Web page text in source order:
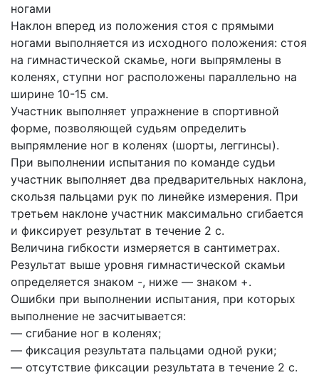
ногами
Наклон вперед из положения стоя с прямыми
ногами выполняется из исходного положения: стоя
на гимнастической скамье, ноги выпрямлены в
коленях, ступни ног расположены параллельно на
ширине 10-15 см.
Участник выполняет упражнение в спортивной
форме, позволяющей судьям определить
выпрямление ног в коленях (шорты, леггинсы).
При выполнении испытания по команде судьи
участник выполняет два предварительных наклона,
скользя пальцами рук по линейке измерения. При
третьем наклоне участник максимально сгибается
и фиксирует результат в течение 2 с.
Величина гибкости измеряется в сантиметрах.
Результат выше уровня гимнастической скамьи
определяется знаком -, ниже — знаком +.
Ошибки при выполнении испытания, при которых
выполнение не засчитывается:
— сгибание ног в коленях;
— фиксация результата пальцами одной руки;
— отсутствие фиксации результата в течение 2 с.